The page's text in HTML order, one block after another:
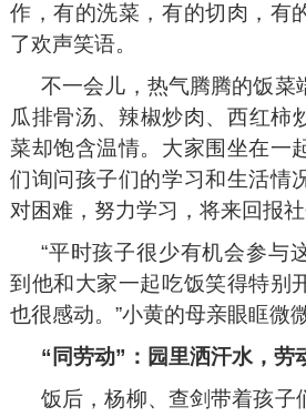
作，有的洗菜，有的切肉，有
了欢声笑语。
不一会儿，热气腾腾的饭菜
瓜排骨汤、辣椒炒肉、西红
菜却饱含温情。大家围坐在一
们询问孩子们的学习和生活情
对困难，努力学习，将来回报社
“平时孩子很少有机会参与
到他和大家一起吃饭笑得特别
也很感动。”小黄的母亲眼眶微
“同劳动”：园里洒汗水，劳
饭后，杨柳、查剑带着孩子